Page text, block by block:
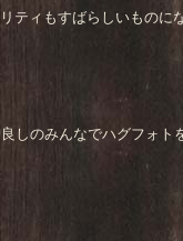
ティもすばらしいものに
しのみんなでハグフォト